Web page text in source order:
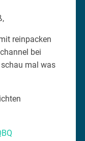
reinpacken
bei
mal was